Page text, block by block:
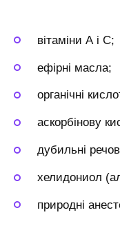
вітаміни А і С;
ефірні масла;
органічні
аскорбінову
дубильні
хелидониол
природні